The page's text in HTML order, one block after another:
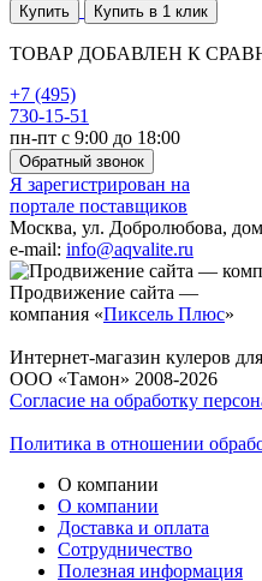
Купить Купить в 1 клик
ТОВАР ДОБАВЛЕН К
+7 (495)
730-15-51
пн-пт с 9:00 до 18:00
Обратный звонок
Я зарегистрирован на
портале поставщиков
Москва, ул. Добролюбова,
e-mail: info@aqvalite.ru
Продвижение сайта —
компания «Пиксель Плюс»
Интернет-магазин кулеров
ООО «Тамон» 2008-2026
Согласие на обработку
Политика в отношении
О компании
О компании
Доставка и оплата
Сотрудничество
Полезная информация